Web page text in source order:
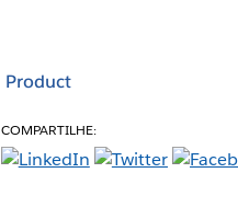
Product
COMPARTILHE: